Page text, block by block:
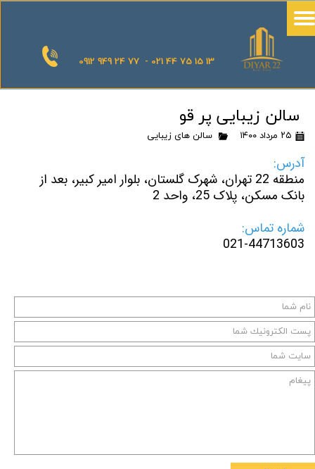
0912 949 24 77 - 021 44 75 15 13
سالن زیبایی پر قو
۲۵ مرداد ۱۴۰۰ سالن های زیبایی
آدرس:
منطقه 22 تهران، شهرک گلستان، بلوار امیر کبیر، بعد از
بانک مسکن، پلاک 25، واحد 2
شماره تماس:
021-44713603